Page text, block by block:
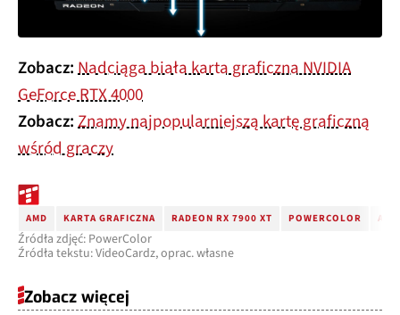
Zobacz:Nadciąga biała karta graficzna NVIDIA
GeForce RTX 4000
Zobacz:Znamy najpopularniejszą kartę graficzną
wśród graczy
AMD KARTA GRAFICZNA RADEON RX 7900 XT POWERCOLOR
Źródła zdjęć: PowerColor
Źródła tekstu: VideoCardz, oprac. własne
Zobacz więcej